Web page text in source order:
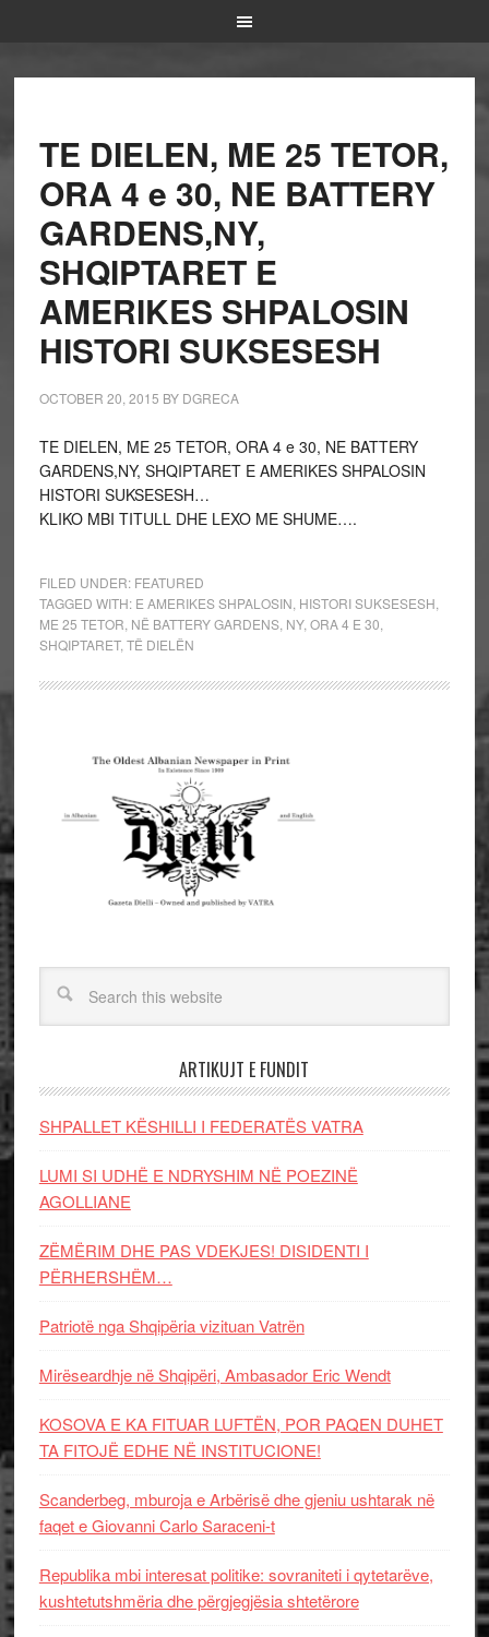
TE DIELEN, ME 25 TETOR,
ORA 4 e 30, NE BATTERY
GARDENS,NY,
SHQIPTARET E
AMERIKES SHPALOSIN
HISTORI SUKSESESH
OCTOBER 20, 2015 BY DGRECA
TE DIELEN, ME 25 TETOR, ORA 4 e 30, NE BATTERY
GARDENS,NY, SHQIPTARET E AMERIKES SHPALOSIN
HISTORI SUKSESESH…
KLIKO MBI TITULL DHE LEXO ME SHUME….
FILED UNDER: FEATURED
TAGGED WITH: E AMERIKES SHPALOSIN HISTORI SUKSESESH
ME 25 TETOR NË BATTERY GARDENS, NY, ORA 4 E 30
SHQIPTARET, TË DIELËN
ARTIKUJT E FUNDIT
SHPALLET KËSHILLI I FEDERATËS VATRA
LUMI SI UDHË E NDRYSHIM NË POEZINË
AGOLLIANE
ZËMËRIM DHE PAS VDEKJES! DISIDENTI I
PËRHERSHËM…
Patriotë nga Shqipëria vizituan Vatrën
Mirëseardhje në Shqipëri, Ambasador Eric Wendt
KOSOVA E KA FITUAR LUFTËN, POR PAQEN DUHET
TA FITOJË EDHE NË INSTITUCIONE!
Scanderbeg, mburoja e Arbërisë dhe gjeniu ushtarak në
faqet e Giovanni Carlo Saraceni-t
Republika mbi interesat politike: sovraniteti i qytetarëve,
kushtetutshmëria dhe përgjegjësia shtetërore